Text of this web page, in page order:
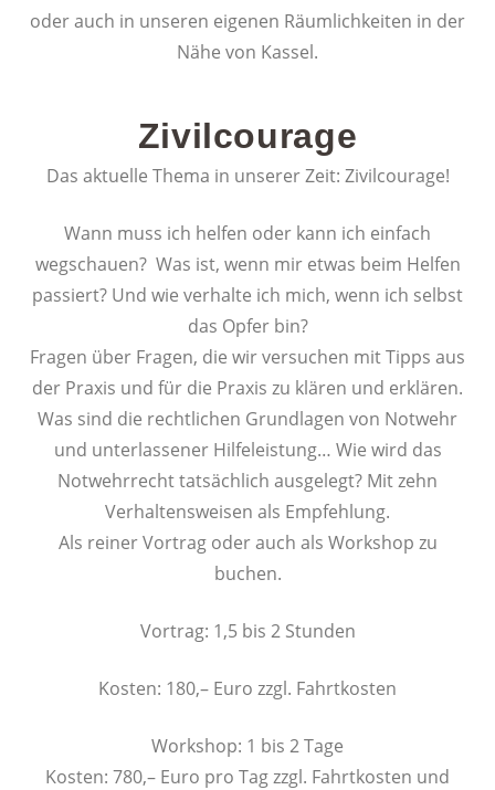
oder auch in unseren eigenen Räumlichkeiten in der
Nähe von Kassel.
Zivilcourage
Das aktuelle Thema in unserer Zeit: Zivilcourage!
Wann muss ich helfen oder kann ich einfach
wegschauen? Was ist, wenn mir etwas beim Helfen
passiert? Und wie verhalte ich mich, wenn ich selbst
das Opfer bin?
Fragen über Fragen, die wir versuchen mit Tipps aus
der Praxis und für die Praxis zu klären und erklären.
Was sind die rechtlichen Grundlagen von Notwehr
und unterlassener Hilfeleistung… Wie wird das
Notwehrrecht tatsächlich ausgelegt? Mit zehn
Verhaltensweisen als Empfehlung.
Als reiner Vortrag oder auch als Workshop zu
buchen.
Vortrag: 1,5 bis 2 Stunden
Kosten: 180,– Euro zzgl. Fahrtkosten
Workshop: 1 bis 2 Tage
Kosten: 780,– Euro pro Tag zzgl. Fahrtkosten und